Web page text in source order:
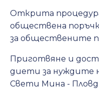
Открита процедура
обществена
за обществените
Приготвяне и
диети за нуждите
Свети Мина -